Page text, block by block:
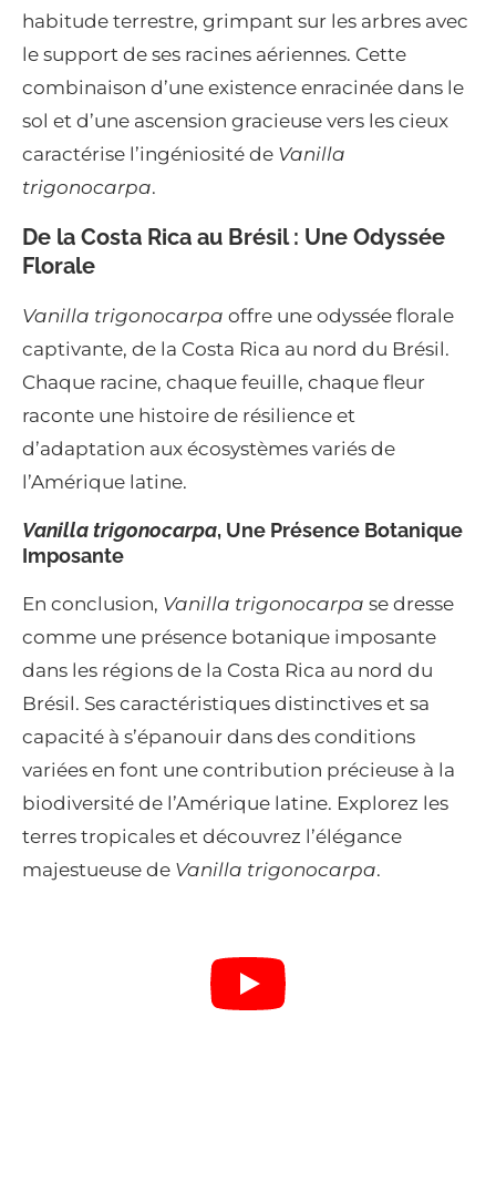
habitude terrestre, grimpant sur les arbres avec
le support de ses racines aériennes. Cette
combinaison d’une existence enracinée dans le
sol et d’une ascension gracieuse vers les cieux
caractérise l’ingéniosité de Vanilla
trigonocarpa.
De la Costa Rica au Brésil : Une Odyssée
Florale
Vanilla trigonocarpa offre une odyssée florale
captivante, de la Costa Rica au nord du Brésil.
Chaque racine, chaque feuille, chaque fleur
raconte une histoire de résilience et
d’adaptation aux écosystèmes variés de
l’Amérique latine.
Vanilla trigonocarpa, Une Présence Botanique
Imposante
En conclusion, Vanilla trigonocarpa se dresse
comme une présence botanique imposante
dans les régions de la Costa Rica au nord du
Brésil. Ses caractéristiques distinctives et sa
capacité à s’épanouir dans des conditions
variées en font une contribution précieuse à la
biodiversité de l’Amérique latine. Explorez les
terres tropicales et découvrez l’élégance
majestueuse de Vanilla trigonocarpa.